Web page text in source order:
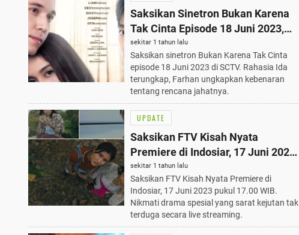
Saksikan Sinetron Bukan Karena
Tak Cinta Episode 18 Juni 2023,
Rahasia Ida Terungkap!
sekitar 1 tahun lalu
Saksikan sinetron Bukan Karena Tak Cinta
episode 18 Juni 2023 di SCTV. Rahasia Ida
terungkap, Farhan ungkapkan kebenaran
tentang rencana jahatnya.
UPDATE
Saksikan FTV Kisah Nyata
Premiere di Indosiar, 17 Juni 2023
Pukul 17.00 WIB: Drama Spesial
Terbaik
sekitar 1 tahun lalu
Saksikan FTV Kisah Nyata Premiere di
Indosiar, 17 Juni 2023 pukul 17.00 WIB.
Nikmati drama spesial yang sarat kejutan tak
terduga secara live streaming.